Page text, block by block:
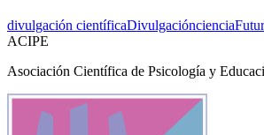
divulgación científicaDivulgaciónciencia
ACIPE
Asociación Científica de Psicología y